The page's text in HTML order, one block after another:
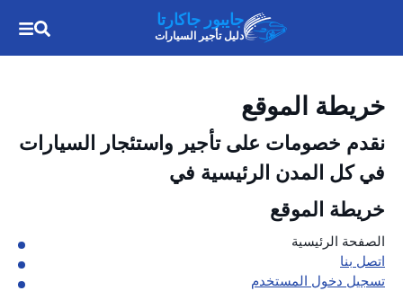
جايبور جاكارتا
دليل تأجير السيارات
خريطة الموقع
نقدم خصومات على تأجير واستئجار السيارات
في كل المدن الرئيسية في
خريطة الموقع
الصفحة الرئيسية
اتصل بنا
تسجيل دخول المستخدم